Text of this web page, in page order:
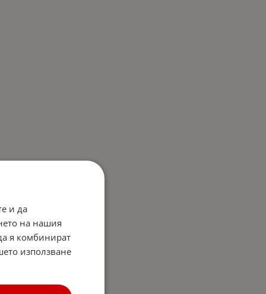
и да
на нашия
я комбинират
използване